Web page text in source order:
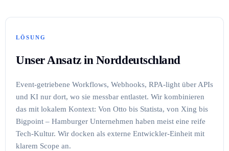
LÖSUNG
Unser Ansatz in Norddeutschland
Event-getriebene Workflows, Webhooks, RPA-light über APIs
und KI nur dort, wo sie messbar entlastet. Wir kombinieren
das mit lokalem Kontext: Von Otto bis Statista, von Xing bis
Bigpoint – Hamburger Unternehmen haben meist eine reife
Tech-Kultur. Wir docken als externe Entwickler-Einheit mit
klarem Scope an.